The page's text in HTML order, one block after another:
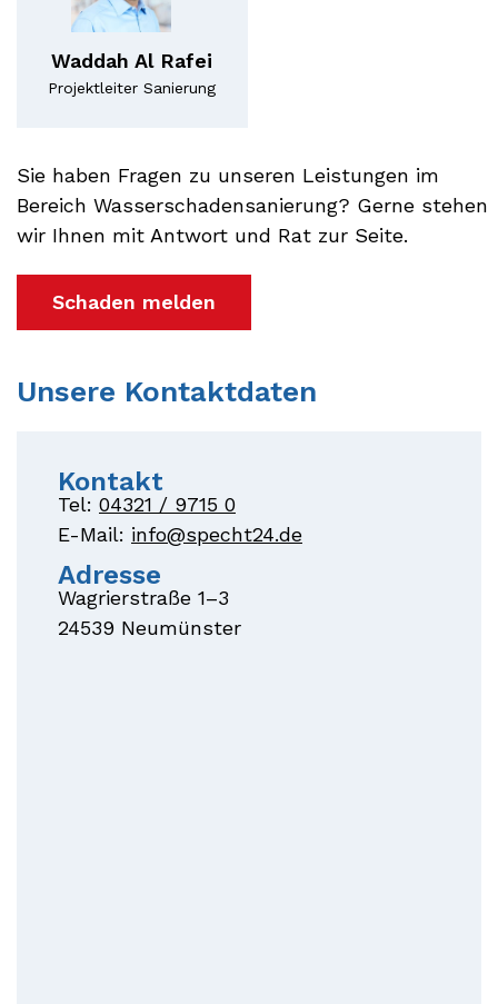
Waddah Al Rafei
Projektleiter Sanierung
Sie haben Fragen zu unseren Leistungen im
Bereich Wasserschadensanierung? Gerne stehen
wir Ihnen mit Antwort und Rat zur Seite.
Schaden melden
Unsere Kontaktdaten
Kontakt
Tel: 04321 / 9715 0
E-Mail: info@specht24.de
Adresse
Wagrierstraße 1–3
24539 Neumünster